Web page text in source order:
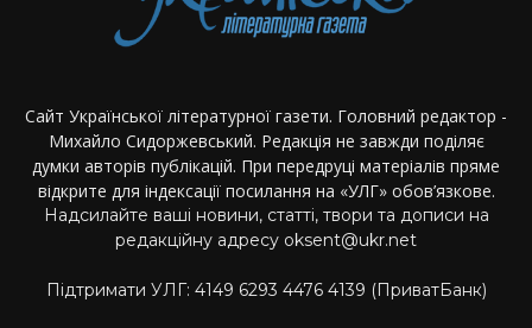
Сайт Української літературної газети. Головний редактор -
Михайло Сидоржевський. Редакція не завжди поділяє
думки авторів публікацій. При передруці матеріалів пряме
відкрите для індексації посилання на «УЛГ» обов’язкове.
Надсилайте ваші новини, статті, твори та дописи на
редакційну адресу oksent@ukr.net
Підтримати УЛГ: 4149 6293 4476 4139 (ПриватБанк)